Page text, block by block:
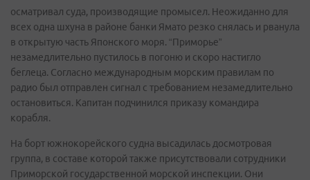
осматривал суда, производящие промысел. Неожиданно для
всех одна шхуна в районе банки Ямато резко снялась и рванула
в открытую часть Японского моря. “Приморье”
незамедлительно пустилось в погоню и скоро настигло
беглеца. Согласно международным морским правилам по
радио был отправлен сигнал с требованием незамедлительно
остановиться. Капитан подчинился приказу командира
корабля.
На борт южнокорейского судна высадилась досмотровая
группа, в составе которой также присутствовали сотрудники
Приморской государственной морской инспекции. Они